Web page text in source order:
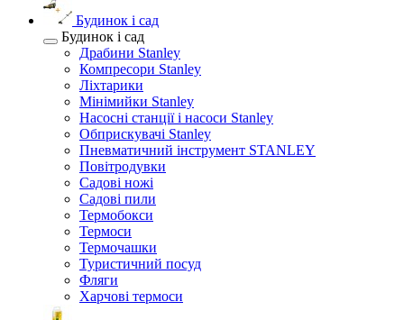
Будинок і сад
Будинок і сад
Драбини Stanley
Компресори Stanley
Ліхтарики
Мінімийки Stanley
Насосні станції і насоси Stanley
Обприскувачі Stanley
Пневматичний інструмент STANLEY
Повітродувки
Садові ножі
Садові пили
Термобокси
Термоси
Термочашки
Туристичний посуд
Фляги
Харчові термоси